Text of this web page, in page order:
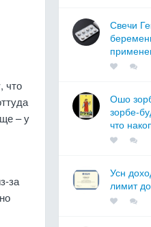
что
– у
за
Свечи
Ошо
зорбе-
что
Усн
лимит